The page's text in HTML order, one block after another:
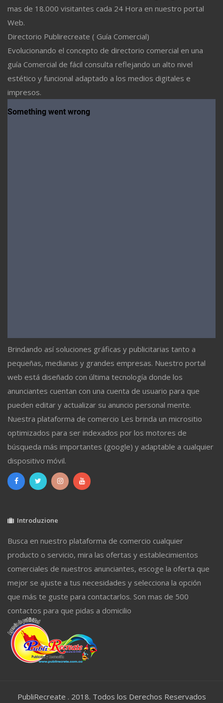
mas de 18.000 visitantes cada 24 Hora en nuestro portal
Web.
Directorio Publirecreate ( Guía Comercial)
Evolucionando el concepto de directorio comercial en una
guía Comercial de fácil consulta reflejando un alto nivel
estético y funcional adaptado a los medios digitales e
impresos.
Brindando así soluciones gráficas y publicitarias tanto a
pequeñas, medianas y grandes empresas. Nuestro portal
web está diseñado con última tecnología donde los
anunciantes cuentan con una cuenta de usuario para que
pueden editar y actualizar su anuncio personal mente.
Nuestra plataforma de comercio Les brinda un micrositio
optimizados para ser indexados por los motores de
búsqueda más importantes (google) y adaptable a cualquier
dispositivo móvil.
Introduzione
Busca en nuestro plataforma de comercio cualquier
producto o servicio, mira las ofertas y establecimientos
comerciales de nuestros anunciantes, escoge la oferta que
mejor se ajuste a tus necesidades y selecciona la opción
que más te guste para contactarlos. Son mas de 500
contactos para que pidas a domicilio
PubliRecreate . 2018. Todos los Derechos Reservados